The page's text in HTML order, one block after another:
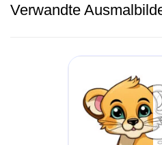
Verwandte